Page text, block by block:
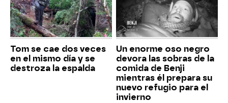
Tom se cae dos veces
en el mismo día y se
destroza la espalda
Un enorme oso negro
devora las sobras de la
comida de Benji
mientras él prepara su
nuevo refugio para el
invierno